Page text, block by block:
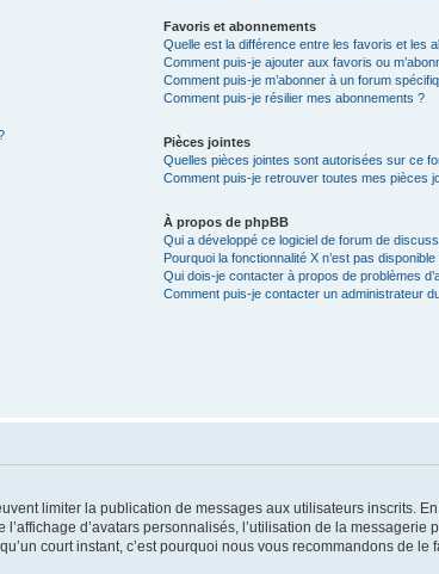
Favoris et abonnements
Quelle est la différence entre les favoris et les
Comment puis-je ajouter aux favoris ou
Comment puis-je m’abonner à un forum
Comment puis-je résilier mes abonnements ?
Pièces jointes
Quelles pièces jointes sont autorisées sur ce
Comment puis-je retrouver toutes mes pièces
À propos de phpBB
Qui a développé ce logiciel de forum de
Pourquoi la fonctionnalité X n’est pas disponible
Qui dois-je contacter à propos de problèmes
Comment puis-je contacter un administrateur
limiter la publication de messages aux utilisateurs inscrits.
d’avatars personnalisés, l’utilisation de la messagerie
court instant, c’est pourquoi nous vous recommandons de le